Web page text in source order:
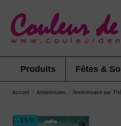
Produits Fêtes &
Accueil Anniversaire Anniversaire par
-15%